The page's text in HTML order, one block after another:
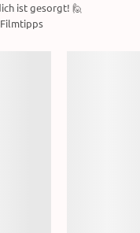
ist gesorgt! 🙋